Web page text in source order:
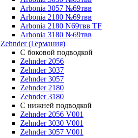
Arbonia 3057 №69твв
Arbonia 2180 №69твв
Arbonia 2180 N69твв TF
Arbonia 3180 №69твв
Zehnder (Германия)
С боковой подводкой
Zehnder 2056
Zehnder 3037
Zehnder 3057
Zehnder 2180
Zehnder 3180
С нижней подводкой
Zehnder 2056 V001
Zehnder 3030 V001
Zehnder 3057 V001